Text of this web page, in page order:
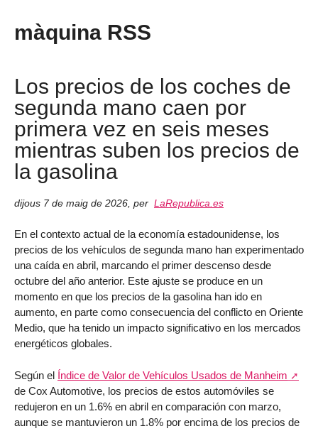
màquina RSS
Los precios de los coches de
segunda mano caen por
primera vez en seis meses
mientras suben los precios de
la gasolina
dijous 7 de maig de 2026 per LaRepublica.es
En el contexto actual de la economía estadounidense, los
precios de los vehículos de segunda mano han experimentado
una caída en abril, marcando el primer descenso desde
octubre del año anterior. Este ajuste se produce en un
momento en que los precios de la gasolina han ido en
aumento, en parte como consecuencia del conflicto en Oriente
Medio, que ha tenido un impacto significativo en los mercados
energéticos globales.
Según el Índice de Valor de Vehículos Usados de Manheim
de Cox Automotive, los precios de estos automóviles se
redujeron en un 1.6% en abril en comparación con marzo,
aunque se mantuvieron un 1.8% por encima de los precios de